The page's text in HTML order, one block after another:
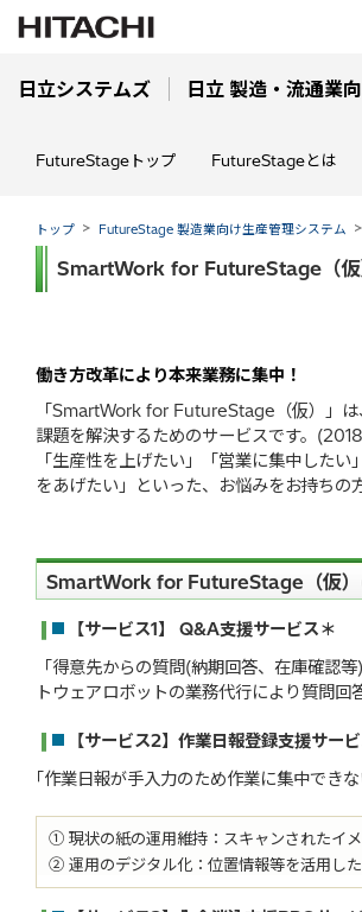
日立システムズ 日立 製造・流通業
FutureStageトップ FutureStageとは
トップ FutureStage 製造業向け生産管理システム
SmartWork for FutureStage（仮
働き方改革により本来業務に集中！
「SmartWork for FutureStage（仮）」
課題を解決するためのサービスです。
「生産性を上げたい」「営業に集中した
をあげたい」といった、お悩みをお持ちの
SmartWork for FutureStage（仮）
【サービス1】 Q&A支援サービス＊
「得意先からの質問(納期回答、在庫確認
トウェアロボットの業務代行により質問回
【サービス2】作業日報登録支援サー
｢作業日報が手入力のため作業に集中でき
① 現状の紙の運用維持：スキャンされたイ
② 運用のデジタル化：位置情報等を活用し